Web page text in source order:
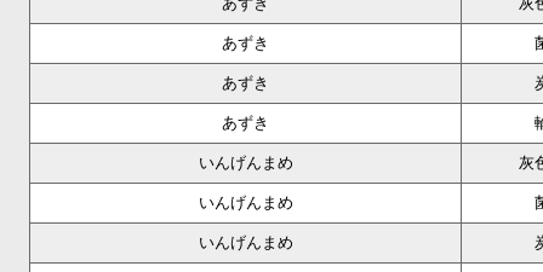
あずき
あずき
あずき
いんげんまめ 灰
いんげんまめ
いんげんまめ